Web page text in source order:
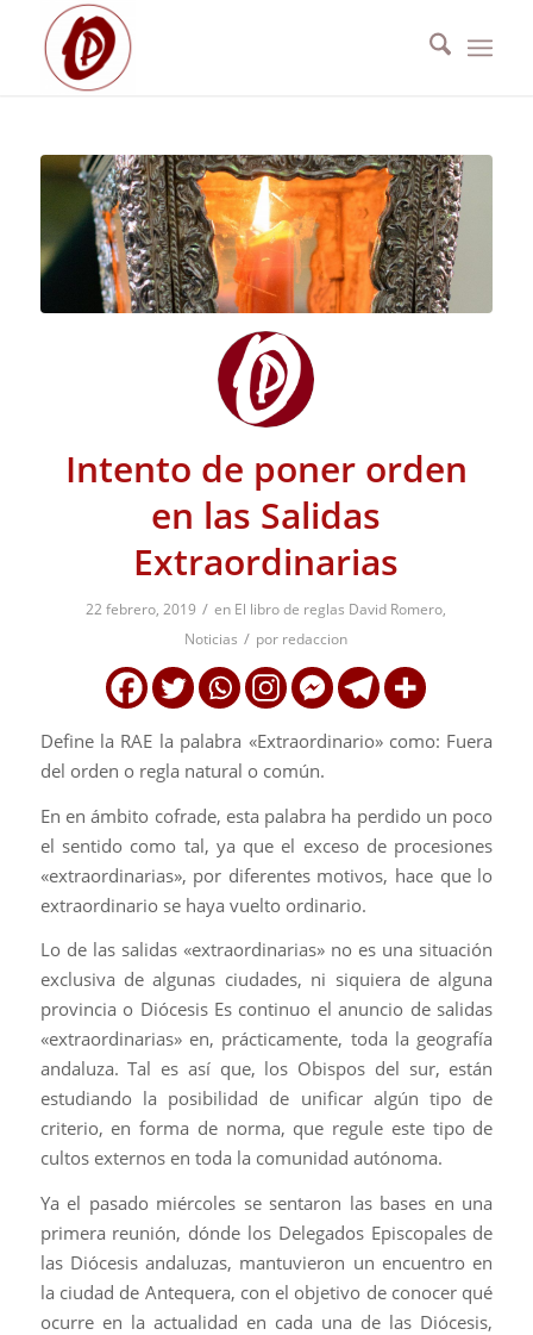
Intento de poner orden
en las Salidas
Extraordinarias
22 febrero, 2019 / en El libro de reglas David Romero,
Noticias / por redaccion
Define la RAE la palabra «Extraordinario» como: Fuera
del orden o regla natural o común.
En en ámbito cofrade, esta palabra ha perdido un poco
el sentido como tal, ya que el exceso de procesiones
«extraordinarias», por diferentes motivos, hace que lo
extraordinario se haya vuelto ordinario.
Lo de las salidas «extraordinarias» no es una situación
exclusiva de algunas ciudades, ni siquiera de alguna
provincia o Diócesis Es continuo el anuncio de salidas
«extraordinarias» en, prácticamente, toda la geografía
andaluza. Tal es así que, los Obispos del sur, están
estudiando la posibilidad de unificar algún tipo de
criterio, en forma de norma, que regule este tipo de
cultos externos en toda la comunidad autónoma.
Ya el pasado miércoles se sentaron las bases en una
primera reunión, dónde los Delegados Episcopales de
las Diócesis andaluzas, mantuvieron un encuentro en
la ciudad de Antequera, con el objetivo de conocer qué
ocurre en la actualidad en cada una de las Diócesis,